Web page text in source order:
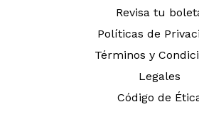
Revisa tu
Políticas de
Términos y
Legales
Código de